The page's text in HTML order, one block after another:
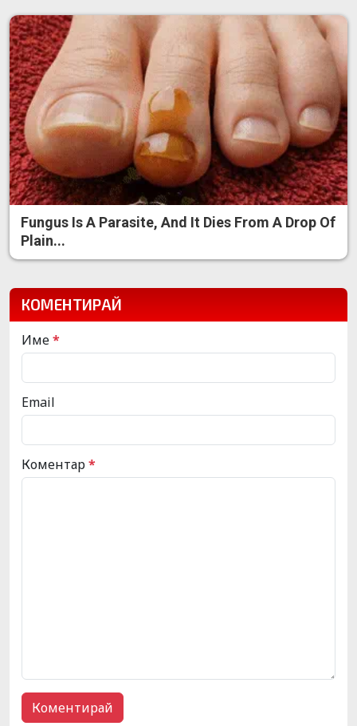
Fungus Is A Parasite, And It Dies From A Drop Of
Plain...
КОМЕНТИРАЙ
Име*
Email
Коментар*